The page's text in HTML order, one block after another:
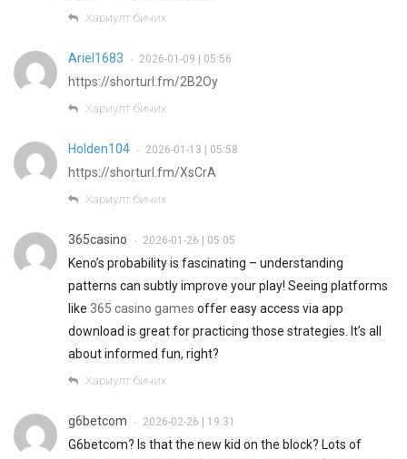
Хариулт бичих
Ariel1683 • 2026-01-09 | 05:56
https://shorturl.fm/2B2Oy
Хариулт бичих
Holden104 • 2026-01-13 | 05:58
https://shorturl.fm/XsCrA
Хариулт бичих
365casino • 2026-01-26 | 05:05
Keno’s probability is fascinating – understanding
patterns can subtly improve your play! Seeing platforms
like 365 casino games offer easy access via app
download is great for practicing those strategies. It’s all
about informed fun, right?
Хариулт бичих
g6betcom • 2026-02-26 | 19:31
G6betcom? Is that the new kid on the block? Lots of